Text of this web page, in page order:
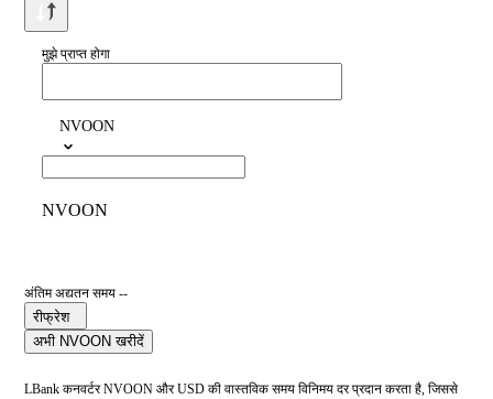
मुझे प्राप्त होगा
NVOON
NVOON
अंतिम अद्यतन समय --
रीफ्रेश
अभी NVOON खरीदें
LBank कनवर्टर NVOON और USD की वास्तविक समय विनिमय दर प्रदान करता है, जिससे